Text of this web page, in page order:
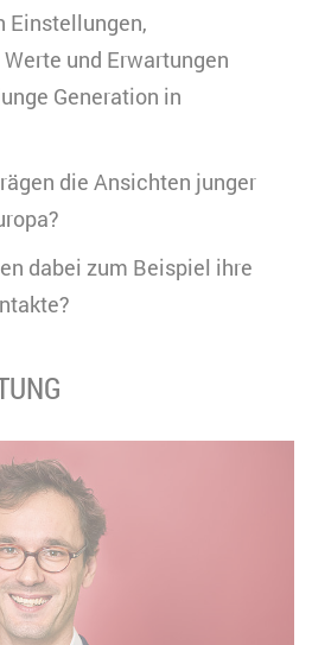
Einstellungen,
und Erwartungen
Generation in
die Ansichten junger
dabei zum Beispiel ihre